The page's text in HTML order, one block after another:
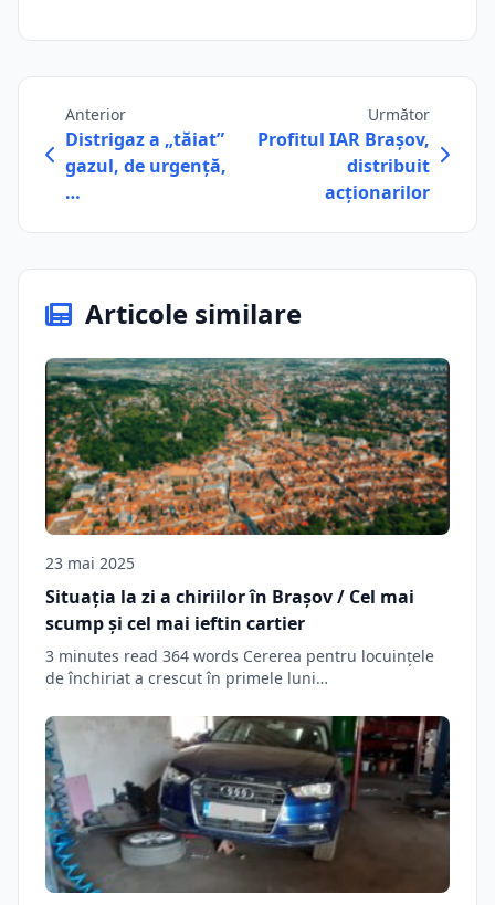
Anterior
Distrigaz a „tăiat”
gazul, de urgență,
…
Următor
Profitul IAR Brașov,
distribuit
acționarilor
Articole similare
23 mai 2025
Situația la zi a chiriilor în Braşov / Cel mai
scump şi cel mai ieftin cartier
3 minutes read 364 words Cererea pentru locuințele
de închiriat a crescut în primele luni…